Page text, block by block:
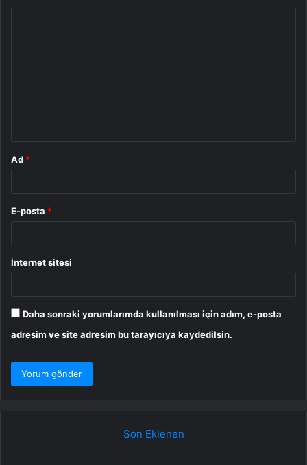
Ad *
E-posta *
İnternet sitesi
Daha sonraki yorumlarımda kullanılması için adım, e-posta
adresim ve site adresim bu tarayıcıya kaydedilsin.
Son Eklenen